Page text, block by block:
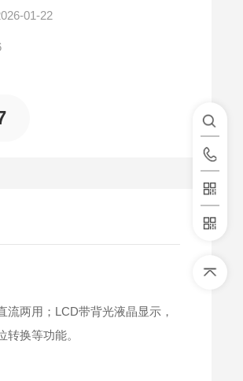
01-22
两用；LCD带背光液晶显示，
换等功能。